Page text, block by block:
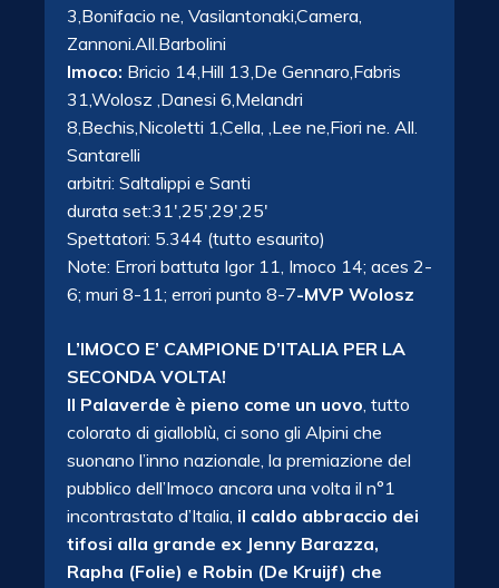
3,Bonifacio ne, Vasilantonaki,Camera,
Zannoni.All.Barbolini
Imoco: Bricio 14,Hill 13,De Gennaro,Fabris
31,Wolosz ,Danesi 6,Melandri
8,Bechis,Nicoletti 1,Cella, ,Lee ne,Fiori ne. All.
Santarelli
arbitri: Saltalippi e Santi
durata set:31′,25′,29′,25′
Spettatori: 5.344 (tutto esaurito)
Note: Errori battuta Igor 11, Imoco 14; aces 2-
6; muri 8-11; errori punto 8-7-MVP Wolosz
L’IMOCO E’ CAMPIONE D’ITALIA PER LA
SECONDA VOLTA!
Il Palaverde è pieno come un uovo, tutto
colorato di gialloblù, ci sono gli Alpini che
suonano l’inno nazionale, la premiazione del
pubblico dell’Imoco ancora una volta il n°1
incontrastato d’Italia, il caldo abbraccio dei
tifosi alla grande ex Jenny Barazza,
Rapha (Folie) e Robin (De Kruijf) che